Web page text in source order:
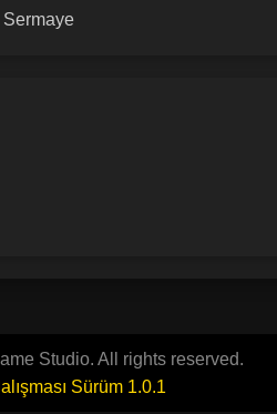
Sermaye
Studio. All rights reserved.
Sürüm 1.0.1